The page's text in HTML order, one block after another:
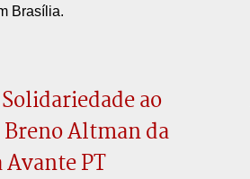
Brasília.
ao
Altman da
PT